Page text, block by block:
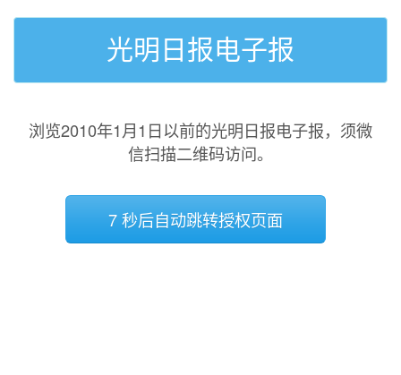
光明日报电子报
浏览2010年1月1日以前的光明日报电子报，须微
信扫描二维码访问。
7 秒后自动跳转授权页面